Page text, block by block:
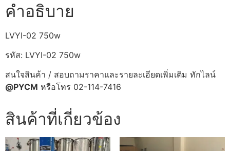
คำอธิบาย
LVYI-02 750w
รหัส: LVYI-02 750w
สนใจสินค้า / สอบถามราคาและรายละเอียดเพิ่มเติม ทักไลน์
@PYCM หรือโทร 02-114-7416
สินค้าที่เกี่ยวข้อง